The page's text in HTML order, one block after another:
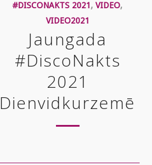
#DISCONAKTS 2021,VIDEO,
VIDEO2021
Jaungada
#DiscoNakts
2021
Dienvidkurzemē